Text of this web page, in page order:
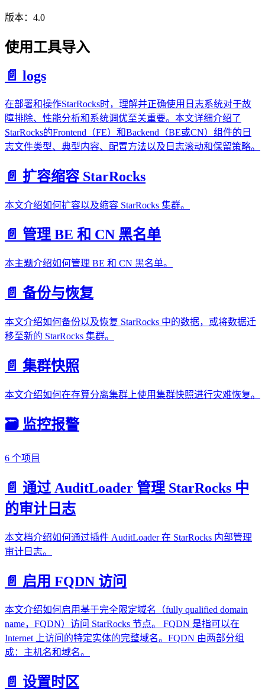
版本：4.0
使用工具导入
📄️ logs
在部署和操作StarRocks时，理解并正确使用日志系统对于故
障排除、性能分析和系统调优至关重要。本文详细介绍了
StarRocks的Frontend（FE）和Backend（BE或CN）组件的日
志文件类型、典型内容、配置方法以及日志滚动和保留策略。
📄️ 扩容缩容 StarRocks
本文介绍如何扩容以及缩容 StarRocks 集群。
📄️ 管理 BE 和 CN 黑名单
本主题介绍如何管理 BE 和 CN 黑名单。
📄️ 备份与恢复
本文介绍如何备份以及恢复 StarRocks 中的数据，或将数据迁
移至新的 StarRocks 集群。
📄️ 集群快照
本文介绍如何在存算分离集群上使用集群快照进行灾难恢复。
🗃️ 监控报警
6 个项目
📄️ 通过 AuditLoader 管理 StarRocks 中
的审计日志
本文档介绍如何通过插件 AuditLoader 在 StarRocks 内部管理
审计日志。
📄️ 启用 FQDN 访问
本文介绍如何启用基于完全限定域名（fully qualified domain
name，FQDN）访问 StarRocks 节点。 FQDN 是指可以在
Internet 上访问的特定实体的完整域名。FQDN 由两部分组
成：主机名和域名。
📄️ 设置时区